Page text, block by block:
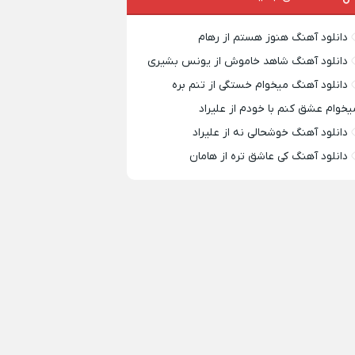
دانلود آهنگ هنوز هستم از رهام
دانلود آهنگ شاهد خاموش از یونس بشیری
دانلود آهنگ میخوام خستگی از تنم بره
عشق کنم با خودم از علیراد
دانلود آهنگ خوشحالی نه از علیراد
دانلود آهنگ کی عاشق تره از هامان